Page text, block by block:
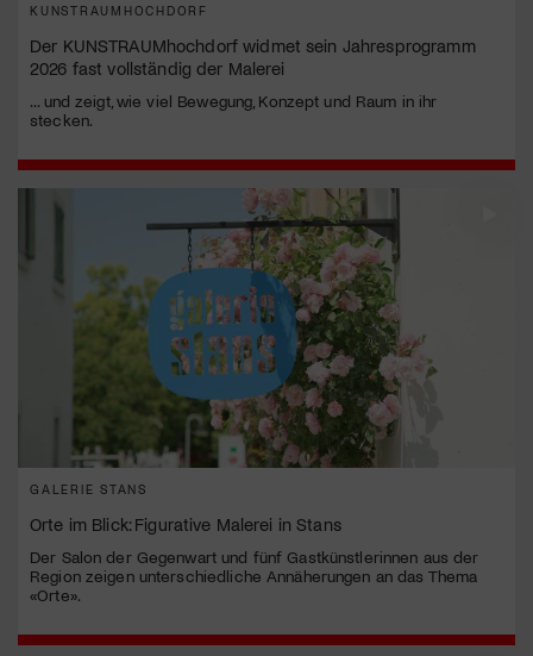
KUNSTRAUMHOCHDORF
Der KUNSTRAUMhochdorf widmet sein Jahresprogramm
2026 fast vollständig der Malerei
... und zeigt, wie viel Bewegung, Konzept und Raum in ihr
stecken.
GALERIE STANS
Orte im Blick: Figurative Malerei in Stans
Der Salon der Gegenwart und fünf Gastkünstlerinnen aus der
Region zeigen unterschiedliche Annäherungen an das Thema
«Orte».